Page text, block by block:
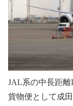
JAL系の中長距離
貨物便として成